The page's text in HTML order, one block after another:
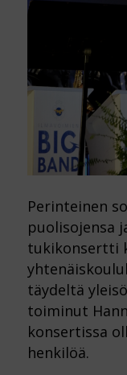
Perinteinen
puolisojensa
tukikonsertti
täydeltä
toiminut
konsertissa
henkilöä.